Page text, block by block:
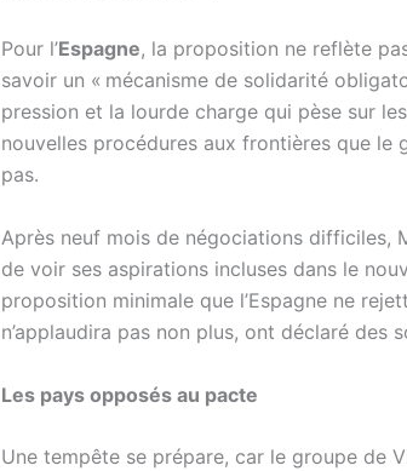
Pour l’Espagne, la proposition ne reflète
savoir un « mécanisme de solidarité
pression et la lourde charge qui pèse sur
nouvelles procédures aux frontières que le
pas.
Après neuf mois de négociations difficiles,
de voir ses aspirations incluses dans le
proposition minimale que l’Espagne ne
n’applaudira pas non plus, ont déclaré des
Les pays opposés au pacte
Une tempête se prépare, car le groupe de